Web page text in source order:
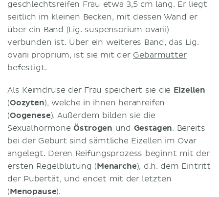
geschlechtsreifen Frau etwa 3,5 cm lang. Er liegt
seitlich im kleinen Becken, mit dessen Wand er
über ein Band (Lig. suspensorium ovarii)
verbunden ist. Über ein weiteres Band, das Lig.
ovarii proprium, ist sie mit der Gebärmutter
befestigt.
Als Keimdrüse der Frau speichert sie die Eizellen
(Oozyten), welche in ihnen heranreifen
(Oogenese). Außerdem bilden sie die
SexualhormoneÖstrogen und Gestagen. Bereits
bei der Geburt sind sämtliche Eizellen im Ovar
angelegt. Deren Reifungsprozess beginnt mit der
ersten Regelblutung (Menarche), d.h. dem Eintritt
der Pubertät, und endet mit der letzten
(Menopause).